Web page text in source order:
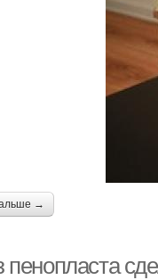
→
пенопласта